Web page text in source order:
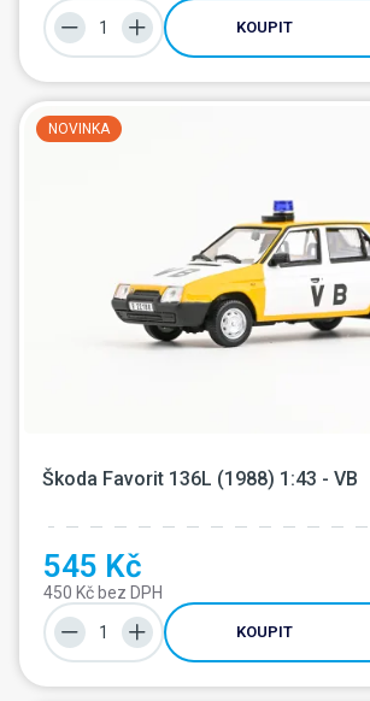
KOUPIT
NOVINKA
Škoda Favorit 136L (1988) 1:43 - VB
545 Kč
450 Kč bez DPH
KOUPIT